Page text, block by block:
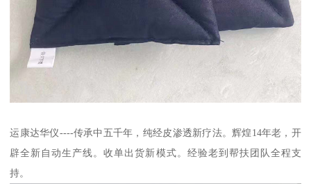
运康达华仪----传承中五千年，纯经皮渗透新疗法。辉煌14年老，开
辟全新自动生产线。收单出货新模式。经验老到帮扶团队全程支
持。